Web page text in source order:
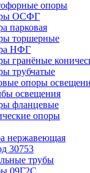
опоры
ОСФГ
парковая
торшерные
НФГ
гранёные
трубчатые
опоры
освещения
фланцевые
опоры
нержавеющая
30753
трубы
09Г2С